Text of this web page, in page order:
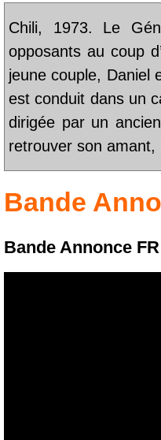
Chili, 1973. Le
opposants au coup
jeune couple, Daniel
est conduit dans un
dirigée par un
retrouver son
Bande
Bande Annonce FR